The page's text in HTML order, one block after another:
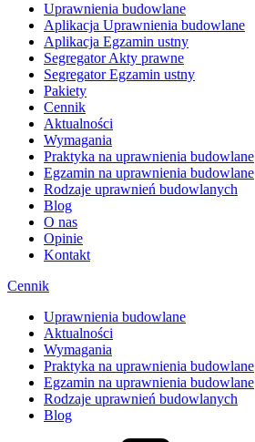
Uprawnienia budowlane
Aplikacja Uprawnienia budowlane
Aplikacja Egzamin ustny
Segregator Akty prawne
Segregator Egzamin ustny
Pakiety
Cennik
Aktualności
Wymagania
Praktyka na uprawnienia budowlane
Egzamin na uprawnienia budowlane
Rodzaje uprawnień budowlanych
Blog
O nas
Opinie
Kontakt
Cennik
Uprawnienia budowlane
Aktualności
Wymagania
Praktyka na uprawnienia budowlane
Egzamin na uprawnienia budowlane
Rodzaje uprawnień budowlanych
Blog